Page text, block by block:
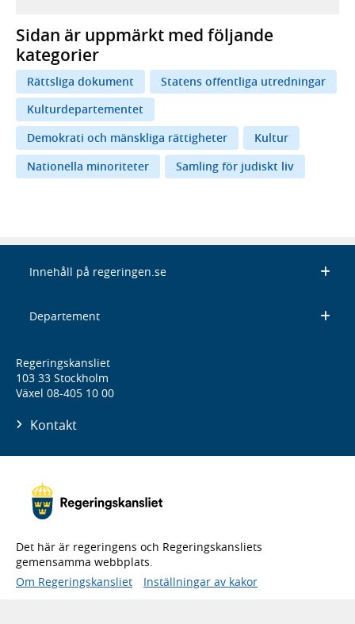
Sidan är uppmärkt med följande
kategorier
Rättsliga dokument
Statens offentliga utredningar
Kulturdepartementet
Demokrati och mänskliga rättigheter
Kultur
Nationella minoriteter
Samling för judiskt liv
Innehåll på regeringen.se
Departement
Regeringskansliet
103 33 Stockholm
Växel 08-405 10 00
Kontakt
Det här är regeringens och Regeringskansliets
gemensamma webbplats.
Om Regeringskansliet
Inställningar av kakor